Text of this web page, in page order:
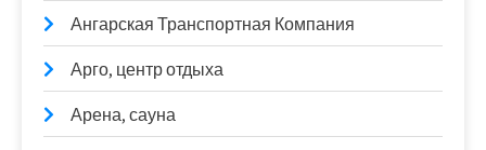
Ангарская Транспортная Компания
Арго, центр отдыха
Арена, сауна